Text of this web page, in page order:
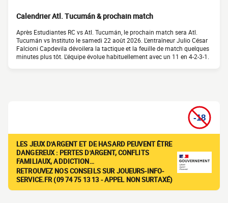
Calendrier Atl. Tucumán & prochain match
Après Estudiantes RC vs Atl. Tucumán, le prochain match sera Atl.
Tucumán vs Instituto le samedi 22 août 2026. L'entraîneur Julio César
Falcioni Capdevila dévoilera la tactique et la feuille de match quelques
minutes plus tôt. L'équipe évolue habituellement avec un 11 en 4-2-3-1.
LES JEUX D'ARGENT ET DE HASARD PEUVENT ÊTRE
DANGEREUX : PERTES D'ARGENT, CONFLITS
FAMILIAUX, ADDICTION…
RETROUVEZ NOS CONSEILS SUR JOUEURS-INFO-
SERVICE.FR (09 74 75 13 13 - APPEL NON SURTAXÉ)